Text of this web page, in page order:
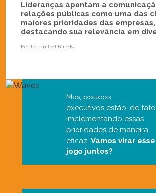
Lideranças apontam a
relações públicas como uma das
maiores prioridades das empresas,
destacando sua relevância em
Fonte: United Minds
Mas, poucos
executivos estão, de fato,
implementando essas
prioridades de maneira
eficaz. Vamos virar esse
jogo juntos?